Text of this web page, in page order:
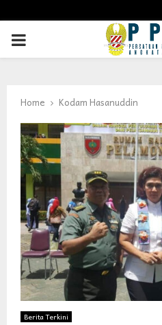
PRIMARY
Home Kodam Hasanuddin
Berita Terkini